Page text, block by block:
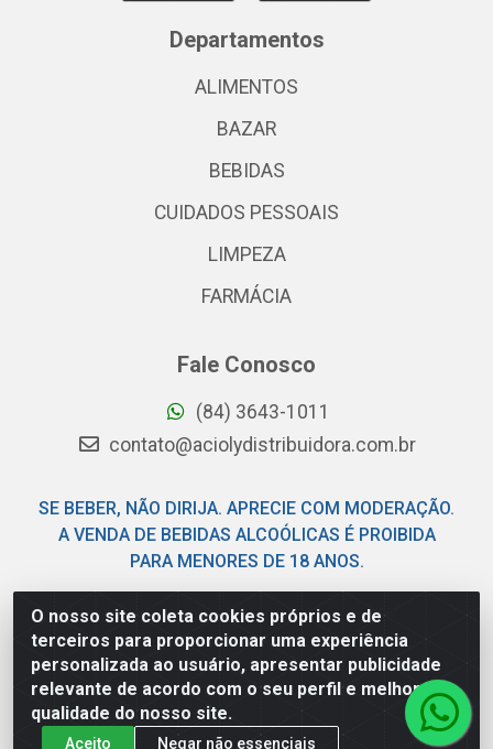
O nosso site coleta cookies próprios e de
terceiros para proporcionar uma experiência
personalizada ao usuário, apresentar publicidade
relevante de acordo com o seu perfil e melhorar a
qualidade do nosso site.
Aceito Negar não essenciais
Departamentos
ALIMENTOS
BAZAR
BEBIDAS
CUIDADOS PESSOAIS
LIMPEZA
FARMÁCIA
Fale Conosco
(84) 3643-1011
contato@aciolydistribuidora.com.br
SE BEBER, NÃO DIRIJA. APRECIE COM MODERAÇÃO.
A VENDA DE BEBIDAS ALCOÓLICAS É PROIBIDA
PARA MENORES DE 18 ANOS.
Acioly Distribuidora - Av Piloto Pereira Tim - Parque de
Exposições - Parnamirim/RN - CEP 59146-480 - CNPJ
06.029.901/0001-92